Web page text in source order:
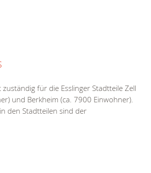
für die Esslinger Stadtteile Zell
und Berkheim (ca. 7900 Einwohner).
den Stadtteilen sind der